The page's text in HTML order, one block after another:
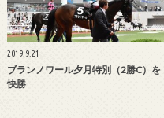
2019.9.21
ブランノワール夕月特別（2勝C）を
快勝